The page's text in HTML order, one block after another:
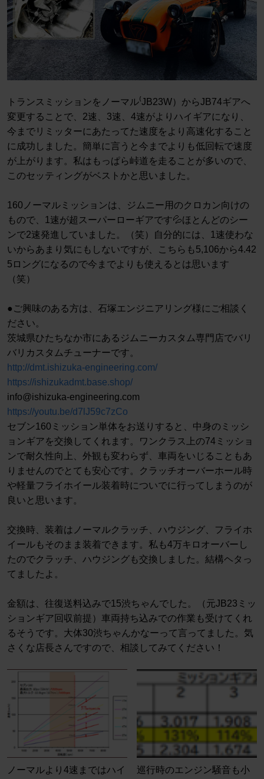
トランスミッションをノーマル⁽JB23W）からJB74ギアへ
変更することで、2速、3速、4速がよりハイギアになり、
今までリミッターにあたってた速度をより高速化すること
に成功しました。簡単に言うと今までよりも低回転で速度
が上がります。私はもっぱら峠道を走ることが多いので、
このセッティングがベストかと思いました。
160ノーマルミッションは、ジムニー用のクロカン向けの
もので、1速が超スーパーローギアです💦ほとんどのシー
ンで2速発進していました。（笑）自分的には、1速使わな
いからあまり気にもしないですが、こちらも5,106から4.42
5ロングになるので今までよりも使えるとは思います
（笑）
●ご興味のある方は、石塚エンジニアリング様にご相談く
ださい。
茨城県ひたちなか市にあるジムニーカスタム専門店でバリ
バリカスタムチューナーです。
http://dmt.ishizuka-engineering.com/
https://ishizukadmt.base.shop/
info@ishizuka-engineering.com
https://youtu.be/d7lJ59c7zCo
セブン160ミッション単体をお送りすると、中身のミッシ
ョンギアを交換してくれます。ワンクラス上の74ミッショ
ンで耐久性向上、外観も変わらず、車両をいじることもあ
りませんのでとても安心です。クラッチオーバーホール時
や軽量フライホイール装着時についでに行ってしまうのが
良いと思います。
交換時、装着はノーマルクラッチ、ハウジング、フライホ
イールもそのまま装着できます。私も4万キロオーバーし
たのでクラッチ、ハウジングも交換しました。結構ヘタっ
てましたよ。
金額は、往復送料込みで15渋ちゃんでした。（元JB23ミッ
ションギア回収前提）車両持ち込みでの作業も受けてくれ
るそうです。大体30渋ちゃんかなーって言ってました。気
さくな店長さんですので、相談してみてください！
ノーマルより4速まではハイ
巡行時のエンジン騒音も小